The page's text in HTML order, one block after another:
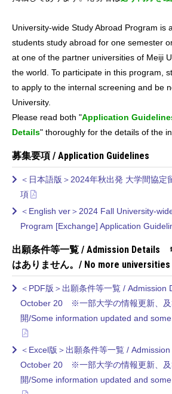
University-wide Study Abroad Program is
students study abroad for one semester
at one of the partner universities of Meiji
the world. To participate in this program,
to apply to the internal screening and be
University.
Please read both "Application
Details" thoroughly for the details of the
募集要項 / Application Guidelines
＜日本語版＞2024年秋出発 大学間協定
項
＜English ver＞2024 Fall University-
Program [Exchange] Application
出願条件等一覧 / Admission Details
はありません。/ No more universities
＜PDF版＞出願条件等一覧 / Admission
October 20 ※一部大学の情報更新、及
開/Some information updated and some
＜Excel版＞出願条件等一覧 /
October 20 ※一部大学の情報更新、及
開/Some information updated and some